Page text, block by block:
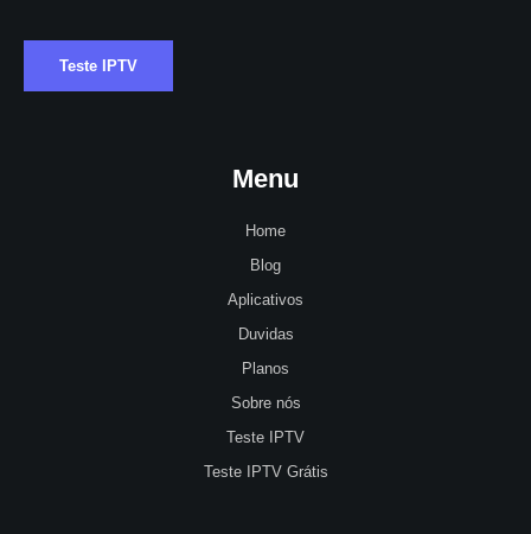
Teste IPTV
Menu
Home
Blog
Aplicativos
Duvidas
Planos
Sobre nós
Teste IPTV
Teste IPTV Grátis